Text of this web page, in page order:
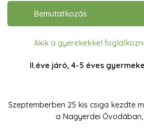
Oldalmenü
Bemutatkozás
Akik a gyerekekkel
II.éve járó, 4-5 éves
Szeptemberben 25 kis csiga kezdte
a Nagyerdei